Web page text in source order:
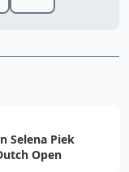
Selena Piek
Open